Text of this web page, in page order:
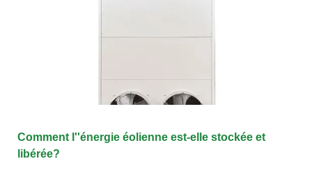
Comment l''énergie éolienne est-elle stockée et
libérée?